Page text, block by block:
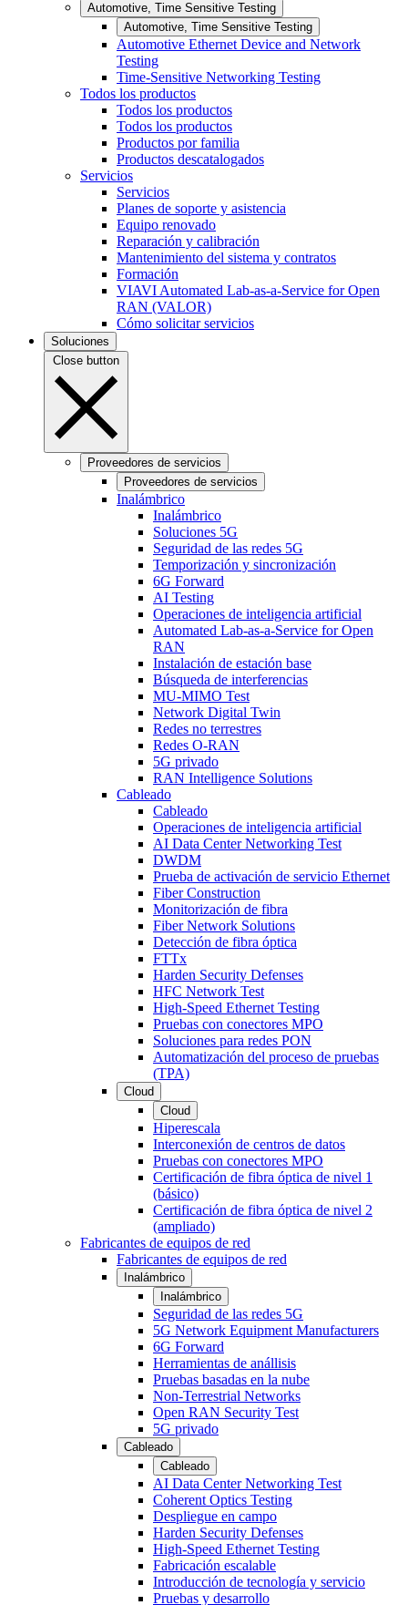
Automotive, Time Sensitive Testing
Automotive, Time Sensitive Testing
Automotive Ethernet Device and Network
Testing
Time-Sensitive Networking Testing
Todos los productos
Todos los productos
Todos los productos
Productos por familia
Productos descatalogados
Servicios
Servicios
Planes de soporte y asistencia
Equipo renovado
Reparación y calibración
Mantenimiento del sistema y contratos
Formación
VIAVI Automated Lab-as-a-Service for Open
RAN (VALOR)
Cómo solicitar servicios
Soluciones
Close button
Proveedores de servicios
Proveedores de servicios
Inalámbrico
Inalámbrico
Soluciones 5G
Seguridad de las redes 5G
Temporización y sincronización
6G Forward
AI Testing
Operaciones de inteligencia artificial
Automated Lab-as-a-Service for Open
RAN
Instalación de estación base
Búsqueda de interferencias
MU-MIMO Test
Network Digital Twin
Redes no terrestres
Redes O-RAN
5G privado
RAN Intelligence Solutions
Cableado
Cableado
Operaciones de inteligencia artificial
AI Data Center Networking Test
DWDM
Prueba de activación de servicio Ethernet
Fiber Construction
Monitorización de fibra
Fiber Network Solutions
Detección de fibra óptica
FTTx
Harden Security Defenses
HFC Network Test
High-Speed Ethernet Testing
Pruebas con conectores MPO
Soluciones para redes PON
Automatización del proceso de pruebas
(TPA)
Cloud
Cloud
Hiperescala
Interconexión de centros de datos
Pruebas con conectores MPO
Certificación de fibra óptica de nivel 1
(básico)
Certificación de fibra óptica de nivel 2
(ampliado)
Fabricantes de equipos de red
Fabricantes de equipos de red
Inalámbrico
Inalámbrico
Seguridad de las redes 5G
5G Network Equipment Manufacturers
6G Forward
Herramientas de anállisis
Pruebas basadas en la nube
Non-Terrestrial Networks
Open RAN Security Test
5G privado
Cableado
Cableado
AI Data Center Networking Test
Coherent Optics Testing
Despliegue en campo
Harden Security Defenses
High-Speed Ethernet Testing
Fabricación escalable
Introducción de tecnología y servicio
Pruebas y desarrollo